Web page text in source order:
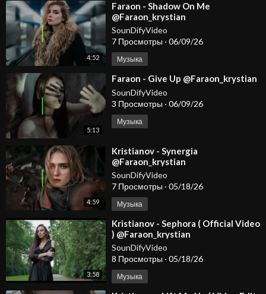
4:52
⁣Faraon - Shadow On Me
@Faraon_krystian
SounDifyVideo
7 Просмотры · 06/09/26
Музыка
5:13
⁣Faraon - Give Up @Faraon_krystian
SounDifyVideo
3 Просмотры · 06/09/26
Музыка
4:59
⁣Kristianov - Synergia
@Faraon_krystian
@KristianovOfficial
SounDifyVideo
7 Просмотры · 05/18/26
Музыка
3:58
⁣Kristianov - Sephora ( Official Video
) @Faraon_krystian
SounDifyVideo
8 Просмотры · 05/18/26
Музыка